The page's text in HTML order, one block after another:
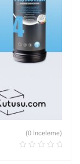
(0 İnceleme)